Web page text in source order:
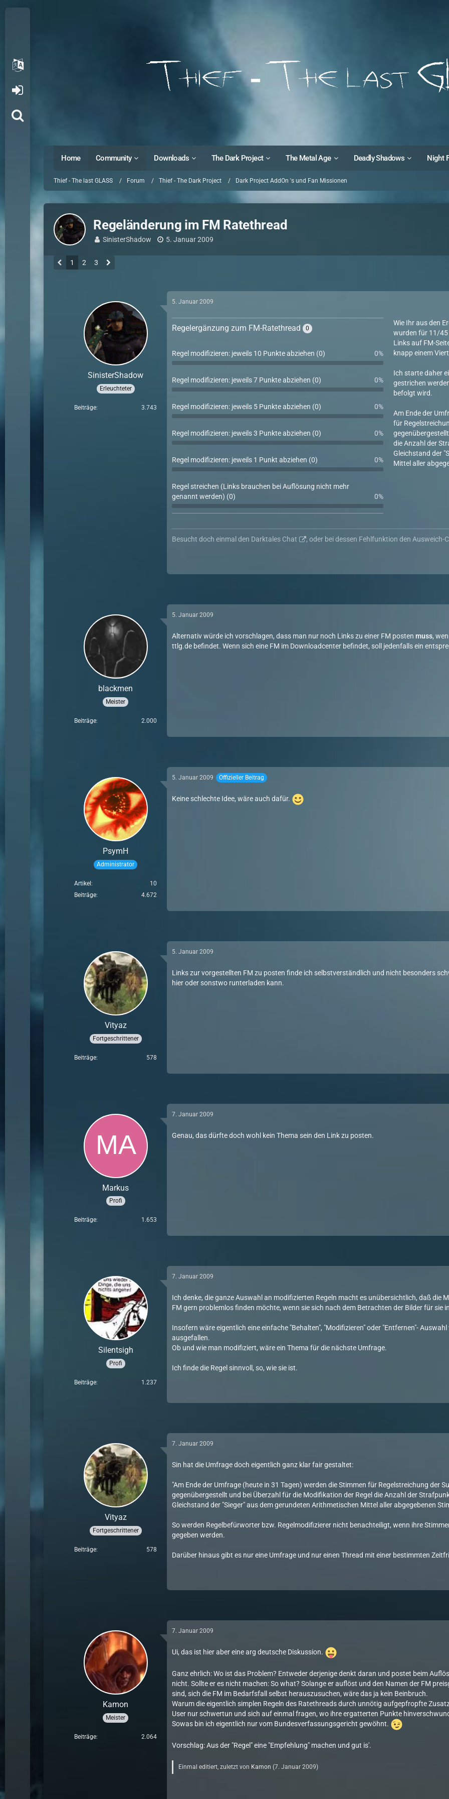
Home Community Downloads The Dark Project The Metal Age Deadly Shadows Night
Thief - The last GLASS Forum Thief - The Dark Project Dark Project AddOn 's und Fan Missionen
Regeländerung im FM Ratethread
SinisterShadow 5. Januar 2009
1 2 3
SinisterShadow
Erleuchteter
Beiträge 3.743
5. Januar 2009
Regelergänzung zum FM-Ratethread 0
Regel modifizieren: jeweils 10 Punkte abziehen (0) 0%
Regel modifizieren: jeweils 7 Punkte abziehen (0) 0%
Regel modifizieren: jeweils 5 Punkte abziehen (0) 0%
Regel modifizieren: jeweils 3 Punkte abziehen (0) 0%
Regel modifizieren: jeweils 1 Punkt abziehen (0) 0%
Regel streichen (Links brauchen bei Auflösung nicht mehr
genannt werden) (0)
0%
Wie Ihr aus den
wurden für 11/45
Links auf FM-
knapp einem
Ich starte daher
gestrichen
befolgt wird.
Am Ende der
für
die Anzahl der
Gleichstand der
Mittel aller
Besucht doch einmal den Darktales Chat , oder bei dessen Fehlfunktion denAusweich-
blackmen
Meister
Beiträge 2.000
5. Januar 2009
Alternativ würde ich vorschlagen, dass man nur noch Links zu einer FM postenmuss,
ttlg.de befindet. Wenn sich eine FM im Downloadcenter befindet, soll jedenfalls ein
PsymH
Administrator
Artikel
10
Beiträge
4.672
5. Januar 2009 Offizieller Beitrag
Keine schlechte Idee, wäre auch dafür.
Vityaz
Fortgeschrittener
Beiträge 578
5. Januar 2009
Links zur vorgestellten FM zu posten finde ich selbstverständlich und nicht besonders
hier oder sonstwo runterladen kann.
Markus
Profi
Beiträge 1.653
7. Januar 2009
Genau, das dürfte doch wohl kein Thema sein den Link zu posten.
Silentsigh
Profi
Beiträge 1.237
7. Januar 2009
Ich denke, die ganze Auswahl an modifizierten Regeln macht es unübersichtlich, daß die
FM gern problemlos finden möchte, wenn sie sich nach dem Betrachten der Bilder für sie
Insofern wäre eigentlich eine einfache "Behalten", "Modifizieren" oder "Entfernen"-
ausgefallen.
Ob und wie man modifiziert, wäre ein Thema für die nächste Umfrage.
Ich finde die Regel sinnvoll, so, wie sie ist.
Vityaz
Fortgeschrittener
Beiträge 578
7. Januar 2009
Sin hat die Umfrage doch eigentlich ganz klar fair gestaltet:
"Am Ende der Umfrage (heute in 31 Tagen) werden die Stimmen für Regelstreichung der
gegenübergestellt und bei Überzahl für die Modifikation der Regel die Anzahl der
Gleichstand der "Sieger" aus dem gerundeten Arithmetischen Mittel aller abgegebenen
So werden Regelbefürworter bzw. Regelmodifizierer nicht benachteiligt, wenn ihre
gegeben werden.
Darüber hinaus gibt es nur eine Umfrage und nur einen Thread mit einer bestimmten
Kamon
Meister
Beiträge 2.064
7. Januar 2009
Ui, das ist hier aber eine arg deutsche Diskussion.
Ganz ehrlich: Wo ist das Problem? Entweder derjenige denkt daran und postet beim
nicht. Sollte er es nicht machen: So what? Solange er auflöst und den Namen der FM
sind, sich die FM im Bedarfsfall selbst herauszusuchen, wäre das ja kein Beinbruch.
Warum die eigentlich simplen Regeln des Ratethreads durch unnötig aufgepfropfte
User nur schwertun und sich auf einmal fragen, wo ihre ergatterten Punkte
Sowas bin ich eigentlich nur vom Bundesverfassungsgericht gewöhnt.
Vorschlag: Aus der "Regel" eine "Empfehlung" machen und gut is'.
Einmal editiert, zuletzt von Kamon (7. Januar 2009)